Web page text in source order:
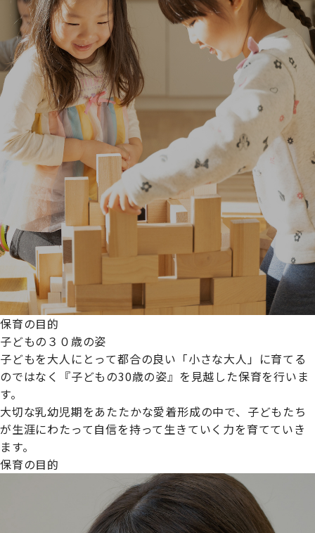
一覧を見る
プライムスターほいくえんグループは女性が安心して働き
続けられる環境づくりに取り組んでおり、厚生労働省の
【えるぼし認定(☆☆)】
保育の目的
子どもの３０歳の姿
子どもを大人にとって都合の良い「小さな大人」に育てる
のではなく『子どもの30歳の姿』を見越した保育を行いま
す。
大切な乳幼児期をあたたかな愛着形成の中で、子どもたち
が生涯にわたって自信を持って生きていく力を育てていき
ます。
保育の目的